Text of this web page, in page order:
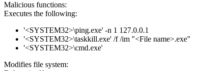
Malicious functions:
Executes the following:
'<SYSTEM32>\ping.exe' -n 1 127.0.0.1
'<SYSTEM32>\taskkill.exe' /f /im "<File name>.exe"
'<SYSTEM32>\cmd.exe'
Modifies file system: